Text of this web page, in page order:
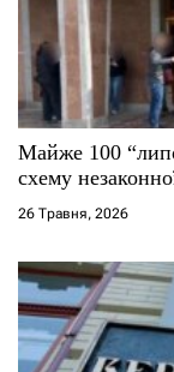
Майже 100
схему
26 Травня, 2026